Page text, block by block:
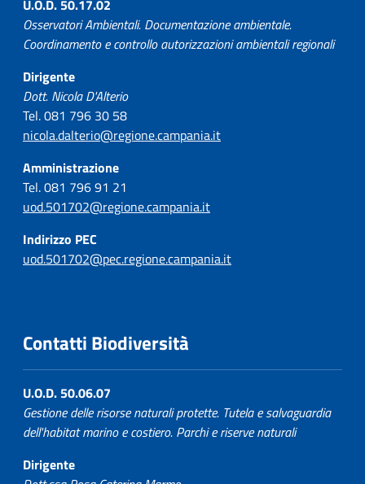
U.O.D. 50.17.02
Osservatori Ambientali. Documentazione ambientale.
Coordinamento e controllo autorizzazioni ambientali regionali
Dirigente
Dott. Nicola D'Alterio
Tel. 081 796 30 58
nicola.dalterio@regione.campania.it
Amministrazione
Tel. 081 796 91 21
uod.501702@regione.campania.it
Indirizzo PEC
uod.501702@pec.regione.campania.it
Contatti Biodiversità
U.O.D. 50.06.07
Gestione delle risorse naturali protette. Tutela e salvaguardia
dell'habitat marino e costiero. Parchi e riserve naturali
Dirigente